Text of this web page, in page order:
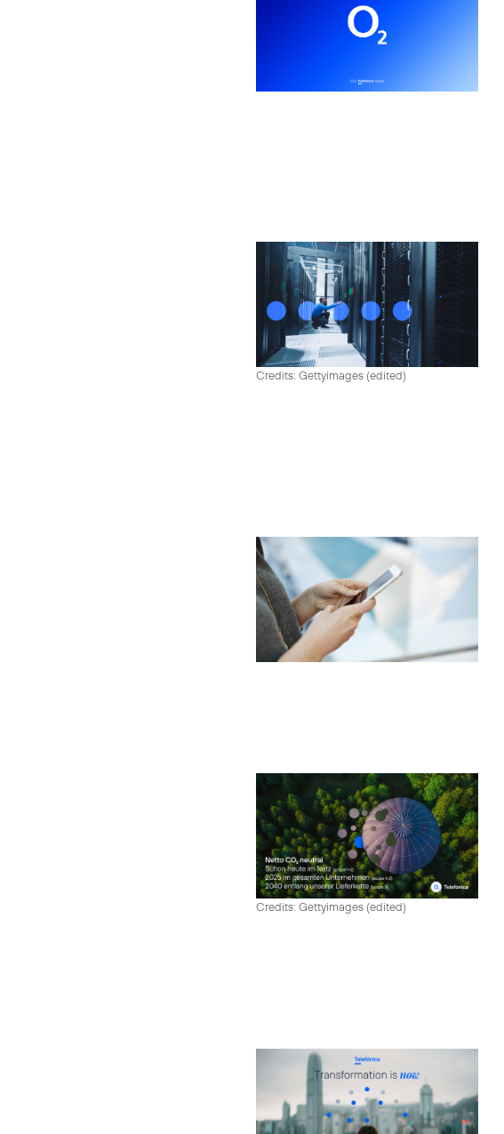
Credits: Gettyimages (edited)
Credits: Gettyimages (edited)